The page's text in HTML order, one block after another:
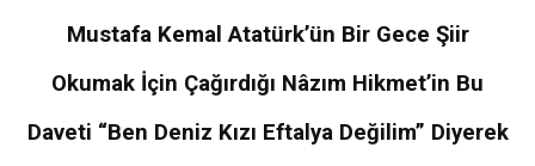
Mustafa Kemal Atatürk’ün Bir Gece Şiir
Okumak İçin Çağırdığı Nâzım Hikmet’in Bu
Daveti “Ben Deniz Kızı Eftalya Değilim” Diyerek